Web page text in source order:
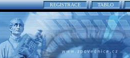
REGISTRACE TABLO